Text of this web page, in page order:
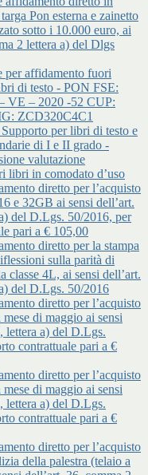
Pon esterna e zainetto
sotto i 10.000 euro, ai
2 lettera a) del Dlgs
per affidamento fuori
di testo - PON FSE:
VE – 2020 -52 CUP:
ZCD320C4C1
per libri di testo e
di I e II grado -
valutazione
libri in comodato d’uso
diretto per l’acquisto
e 32GB ai sensi dell’art.
del D.Lgs. 50/2016, per
pari a € 105,00
diretto per la stampa
sulla parità di
classe 4L, ai sensi dell’art.
del D.Lgs. 50/2016
diretto per l’acquisto
di maggio ai sensi
lettera a) del D.Lgs.
contrattuale pari a €
diretto per l’acquisto
di maggio ai sensi
lettera a) del D.Lgs.
contrattuale pari a €
diretto per l’acquisto
della palestra (telaio a